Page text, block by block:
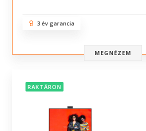
3 év garancia
MEGNÉZEM
RAKTÁRON